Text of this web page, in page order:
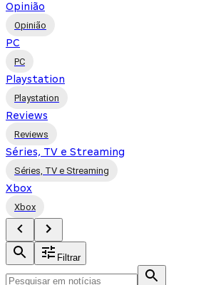
Opinião
Opinião
PC
PC
Playstation
Playstation
Reviews
Reviews
Séries, TV e Streaming
Séries, TV e Streaming
Xbox
Xbox
Filtrar